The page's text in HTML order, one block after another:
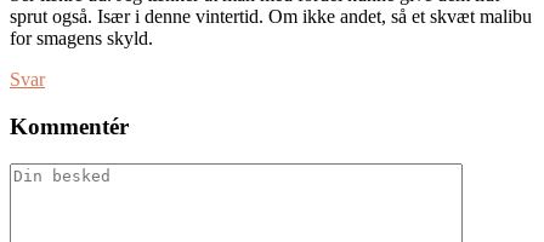
sprut også. Især i denne vintertid. Om ikke andet, så et skvæt malibu
for smagens skyld.
Svar
Kommentér